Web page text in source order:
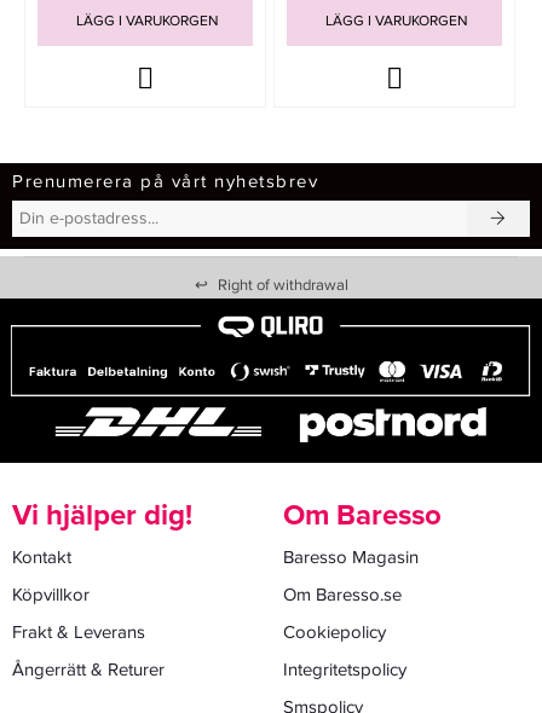
LÄGG I VARUKORGEN LÄGG I VARUKORGEN
Prenumerera på vårt nyhetsbrev
↩ Right of withdrawal
Vi hjälper dig!
Kontakt
Köpvillkor
Frakt & Leverans
Ångerrätt & Returer
Om Baresso
Baresso Magasin
Om Baresso.se
Cookiepolicy
Integritetspolicy
Smspolicy